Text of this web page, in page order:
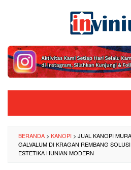
BERANDA > KANOPI > JUAL KANOPI
GALVALUM DI KRAGAN REMBANG
ESTETIKA HUNIAN MODERN